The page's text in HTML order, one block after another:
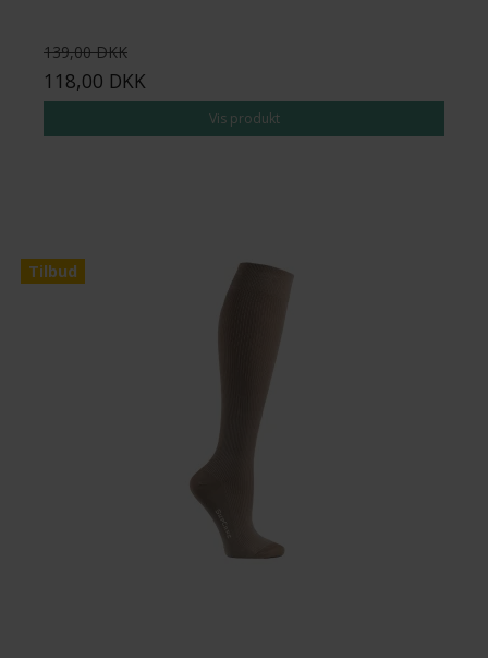
139,00 DKK
118,00 DKK
Vis produkt
Tilbud